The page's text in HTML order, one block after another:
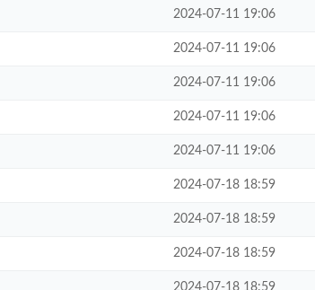
2024-07-11 19:06
2024-07-11 19:06
2024-07-11 19:06
2024-07-11 19:06
2024-07-11 19:06
2024-07-18 18:59
2024-07-18 18:59
2024-07-18 18:59
2024-07-18 18:59